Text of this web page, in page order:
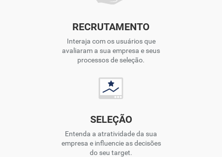
RECRUTAMENTO
Interaja com os usuários que
avaliaram a sua empresa e seus
processos de seleção.
SELEÇÃO
Entenda a atratividade da sua
empresa e influencie as decisões
do seu target.